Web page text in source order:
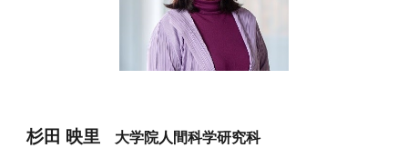
杉田 映里 大学院人間科学研究科